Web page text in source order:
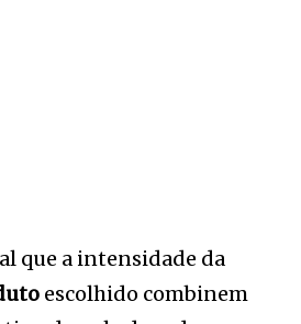
que a intensidade da
escolhido combinem